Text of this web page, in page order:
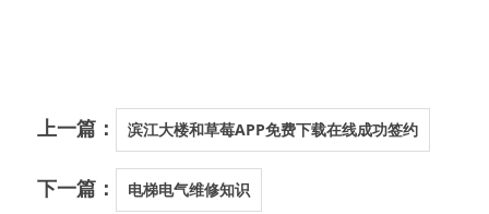
上一篇： 滨江大楼和草莓APP免费下载在线成功签约
下一篇： 电梯电气维修知识